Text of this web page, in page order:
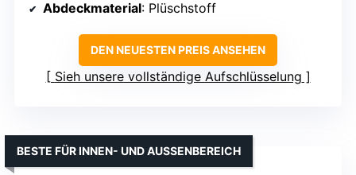
Abdeckmaterial: Plüschstoff
DEN NEUESTEN PREIS ANSEHEN
Sieh unsere vollständige Aufschlüsselung
BESTE FÜR INNEN- UND AUSSENBEREICH